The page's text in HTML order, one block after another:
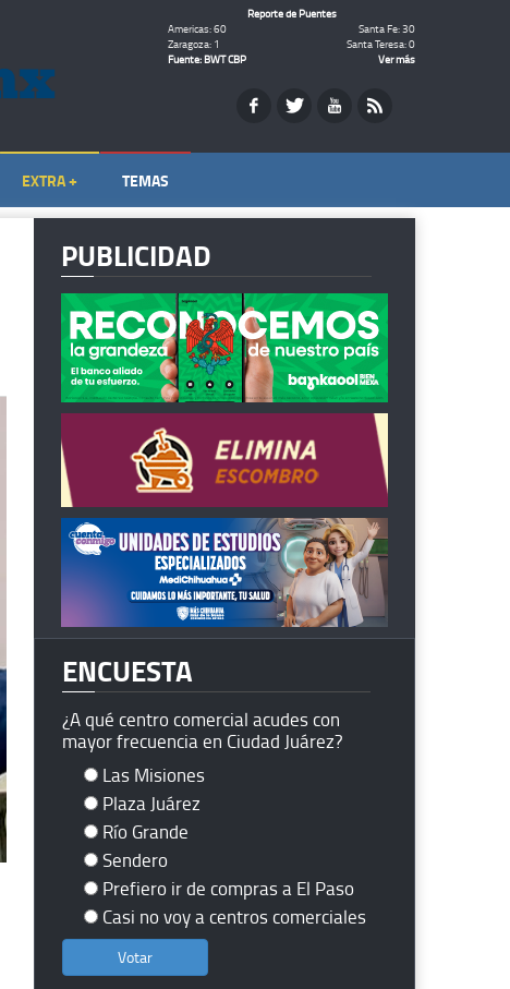
Reporte de Puentes
Americas: 60
Santa Fe: 30
Zaragoza: 1
Santa Teresa: 0
Fuente: BWT CBP
Ver más
EXTRA + TEMAS
PUBLICIDAD
ENCUESTA
¿A qué centro comercial acudes con
mayor frecuencia en Ciudad Juárez?
Las Misiones
Plaza Juárez
Río Grande
Sendero
Prefiero ir de compras a El Paso
Casi no voy a centros comerciales